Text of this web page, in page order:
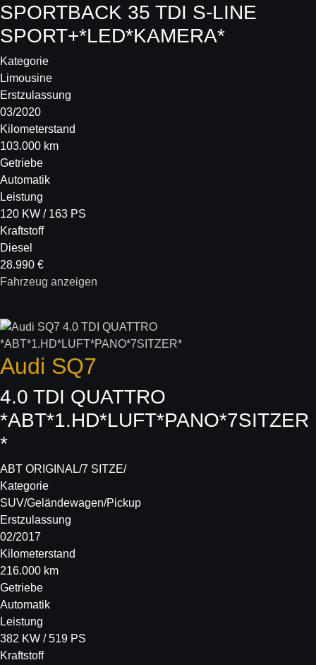
SPORTBACK 35 TDI S-LINE
SPORT+*LED*KAMERA*
Kategorie
Limousine
Erstzulassung
03/2020
Kilometerstand
103.000 km
Getriebe
Automatik
Leistung
120 KW / 163 PS
Kraftstoff
Diesel
28.990 €
Fahrzeug anzeigen
Audi SQ7
4.0 TDI QUATTRO
*ABT*1.HD*LUFT*PANO*7SITZER
*
ABT ORIGINAL/7 SITZE/
Kategorie
SUV/Geländewagen/Pickup
Erstzulassung
02/2017
Kilometerstand
216.000 km
Getriebe
Automatik
Leistung
382 KW / 519 PS
Kraftstoff